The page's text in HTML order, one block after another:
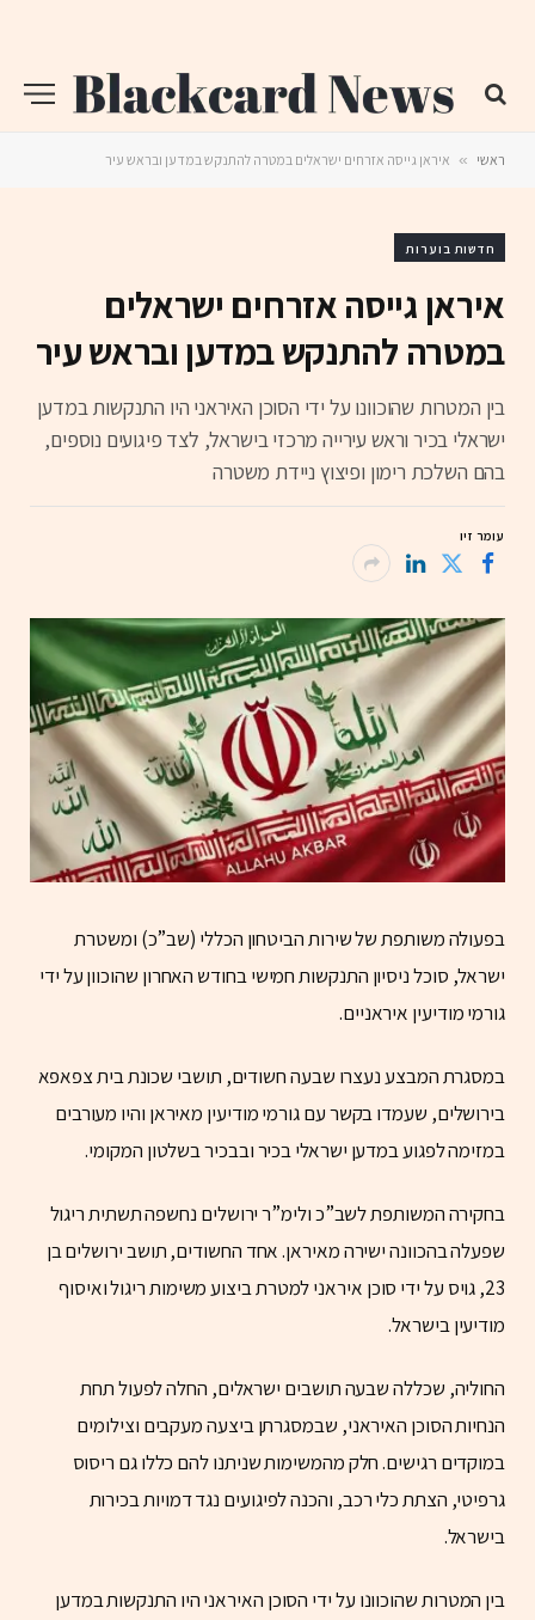
ראשי » איראן גייסה אזרחים ישראלים במטרה להתנקש במדען ובראש עיר
חדשות בוערות
איראן גייסה אזרחים ישראלים
במטרה להתנקש במדען ובראש עיר
בין המטרות שהוכוונו על ידי הסוכן האיראני היו התנקשות במדען
ישראלי בכיר וראש עירייה מרכזי בישראל, לצד פיגועים נוספים,
בהם השלכת רימון ופיצוץ ניידת משטרה
עומר זיו
בפעולה משותפת של שירות הביטחון הכללי (שב”כ) ומשטרת
ישראל, סוכל ניסיון התנקשות חמישי בחודש האחרון שהוכוון על ידי
גורמי מודיעין איראניים.
במסגרת המבצע נעצרו שבעה חשודים, תושבי שכונת בית צפאפא
בירושלים, שעמדו בקשר עם גורמי מודיעין מאיראן והיו מעורבים
במזימה לפגוע במדען ישראלי בכיר ובבכיר בשלטון המקומי.
בחקירה המשותפת לשב”כ ולימ”ר ירושלים נחשפה תשתית ריגול
שפעלה בהכוונה ישירה מאיראן. אחד החשודים, תושב ירושלים בן
23, גויס על ידי סוכן איראני למטרת ביצוע משימות ריגול ואיסוף
מודיעין בישראל.
החוליה, שכללה שבעה תושבים ישראלים, החלה לפעול תחת
הנחיות הסוכן האיראני, שבמסגרתן ביצעה מעקבים וצילומים
במוקדים רגישים. חלק מהמשימות שניתנו להם כללו גם ריסוס
גרפיטי, הצתת כלי רכב, והכנה לפיגועים נגד דמויות בכירות
בישראל.
בין המטרות שהוכוונו על ידי הסוכן האיראני היו התנקשות במדען